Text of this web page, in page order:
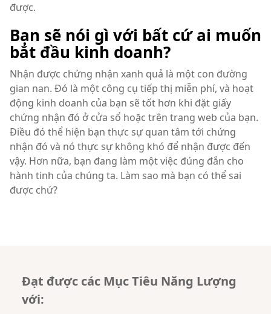
được.
Bạn sẽ nói gì với bất cứ ai muốn
bắt đầu kinh doanh?
Nhận được chứng nhận xanh quả là một con đường
gian nan. Đó là một công cụ tiếp thị miễn phí, và hoạt
động kinh doanh của bạn sẽ tốt hơn khi đặt giấy
chứng nhận đó ở cửa sổ hoặc trên trang web của bạn.
Điều đó thể hiện bạn thực sự quan tâm tới chứng
nhận đó và nó thực sự không khó để nhận được đến
vậy. Hơn nữa, bạn đang làm một việc đúng đắn cho
hành tinh của chúng ta. Làm sao mà bạn có thể sai
được chứ?
Đạt được các Mục Tiêu Năng Lượng
với: